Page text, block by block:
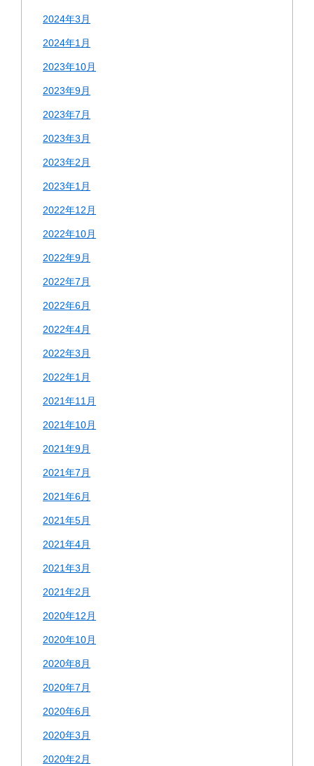
2024年3月
2024年1月
2023年10月
2023年9月
2023年7月
2023年3月
2023年2月
2023年1月
2022年12月
2022年10月
2022年9月
2022年7月
2022年6月
2022年4月
2022年3月
2022年1月
2021年11月
2021年10月
2021年9月
2021年7月
2021年6月
2021年5月
2021年4月
2021年3月
2021年2月
2020年12月
2020年10月
2020年8月
2020年7月
2020年6月
2020年3月
2020年2月